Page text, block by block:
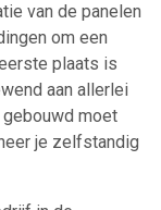
van de panelen
om een
plaats is
aan allerlei
moet
je zelfstandig